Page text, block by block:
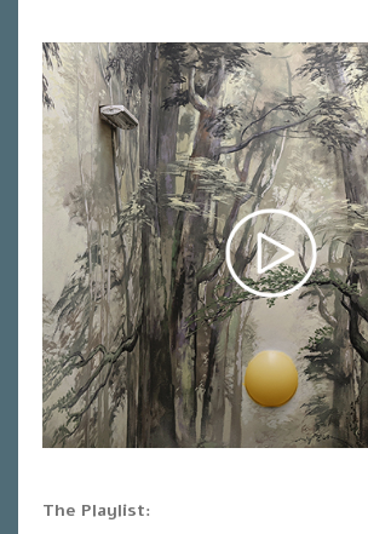
The Playlist: